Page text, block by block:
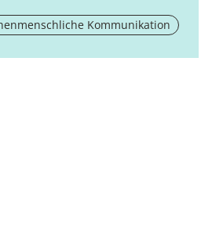
Kommunikation